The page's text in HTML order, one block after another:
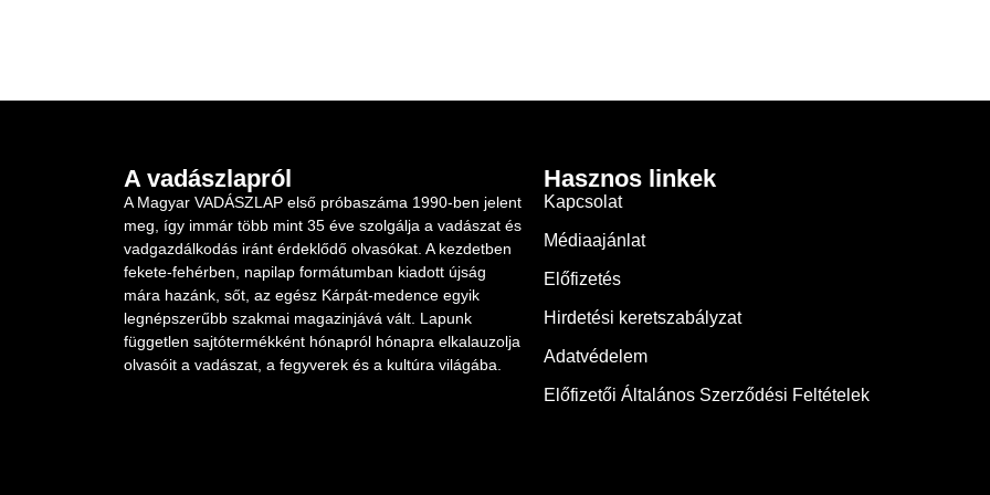
A vadászlapról
A Magyar VADÁSZLAP első próbaszáma 1990-ben jelent
meg, így immár több mint 35 éve szolgálja a vadászat és
vadgazdálkodás iránt érdeklődő olvasókat. A kezdetben
fekete-fehérben, napilap formátumban kiadott újság
mára hazánk, sőt, az egész Kárpát-medence egyik
legnépszerűbb szakmai magazinjává vált. Lapunk
független sajtótermékként hónapról hónapra elkalauzolja
olvasóit a vadászat, a fegyverek és a kultúra világába.
Hasznos linkek
Kapcsolat
Médiaajánlat
Előfizetés
Hirdetési keretszabályzat
Adatvédelem
Előfizetői Általános Szerződési Feltételek